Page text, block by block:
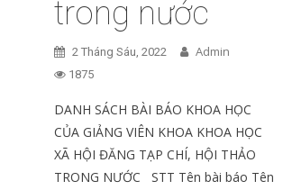
trong nước
2 Tháng Sáu, 2022 Admin
1875
DANH SÁCH BÀI BÁO KHOA HỌC
CỦA GIẢNG VIÊN KHOA KHOA HỌC
XÃ HỘI ĐĂNG TẠP CHÍ, HỘI THẢO
TRONG NƯỚC STT Tên bài báo Tên